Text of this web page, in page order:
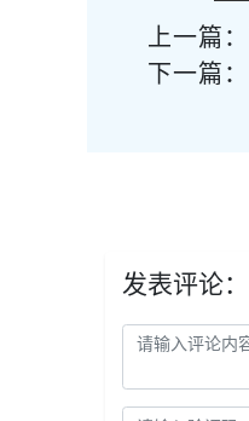
上一篇：
下一篇：
发表评论：